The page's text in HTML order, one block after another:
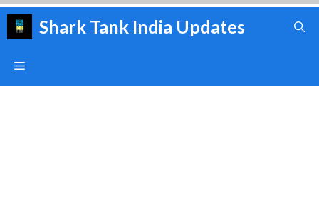
Skip
Shark Tank India Updates
Menu